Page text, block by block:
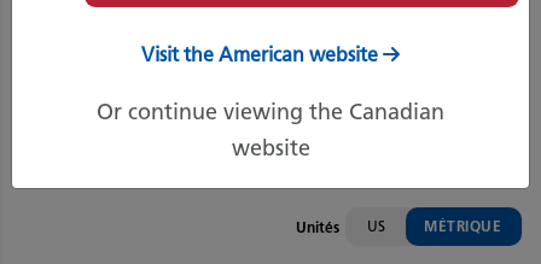
Unités US MÉTRIQUE
Visit the American website
Or continue viewing the Canadian
website